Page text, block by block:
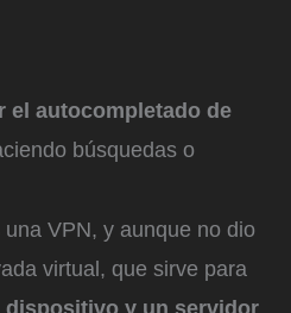
el autocompletado de
búsquedas o
VPN, y aunque no dio
virtual, que sirve para